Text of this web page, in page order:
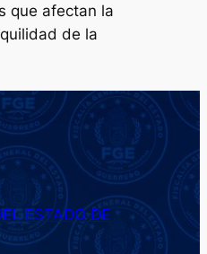
que afectan la
de la
ESTADO DE